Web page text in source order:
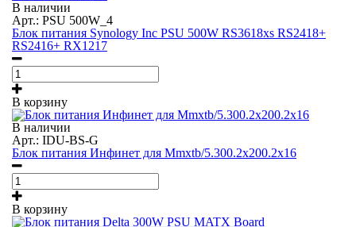
В наличии
Арт.: PSU 500W_4
Блок питания Synology Inc PSU 500W RS3618xs RS2418+
RS2416+ RX1217
В корзину
В наличии
Арт.: IDU-BS-G
Блок питания Инфинет для Mmxtb/5.300.2x200.2x16
В корзину